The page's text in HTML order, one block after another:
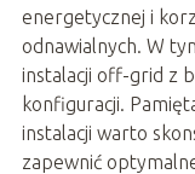
energetycznej i
odnawialnych. W
instalacji off-grid z
konfiguracji.
instalacji warto
zapewnić